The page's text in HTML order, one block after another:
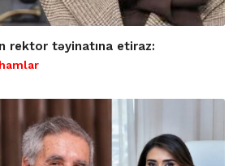
rektor təyinatına etiraz: